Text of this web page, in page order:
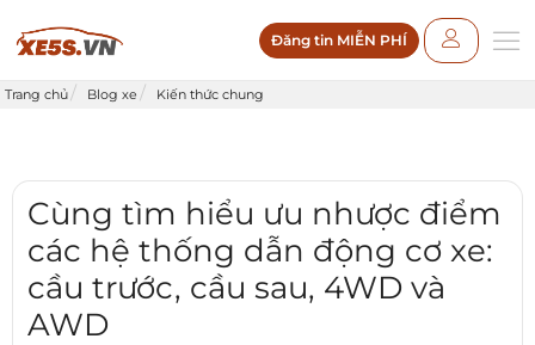
Đăng tin MIỄN PHÍ
Trang chủ Blog xe Kiến thức chung
Cùng tìm hiểu ưu nhược điểm
các hệ thống dẫn động cơ xe:
cầu trước, cầu sau, 4WD và
AWD